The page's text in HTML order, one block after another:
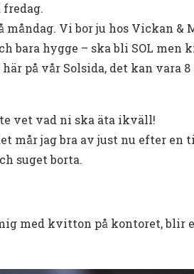
Vi bor ju hos Vickan
bara hygge – ska bli SOL
på vår Solsida, det kan vara
vet vad ni ska äta ikväll!
mår jag bra av just nu efter
suget borta.
med kvitton på kontoret, blir